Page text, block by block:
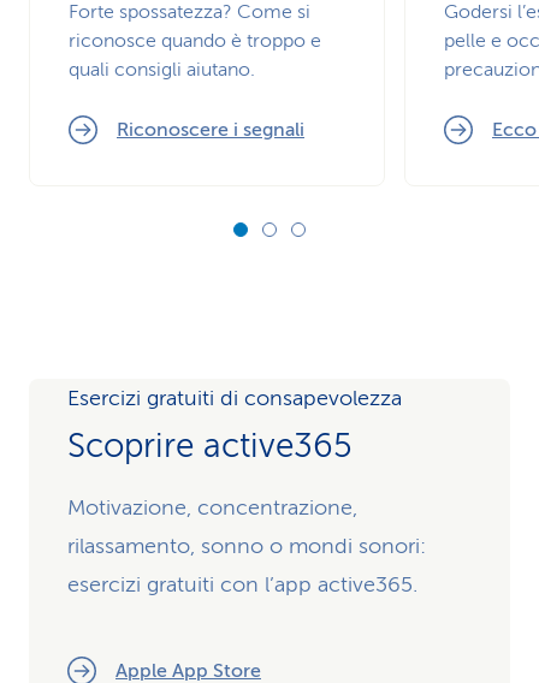
Forte spossatezza? Come si
riconosce quando è troppo e
quali consigli aiutano.
Riconoscere i segnali
Godersi
pelle e
Esercizi gratuiti di consapevolezza
Scoprire active365
Motivazione, concentrazione,
rilassamento, sonno o mondi sonori:
esercizi gratuiti con l’app active365.
Apple App Store